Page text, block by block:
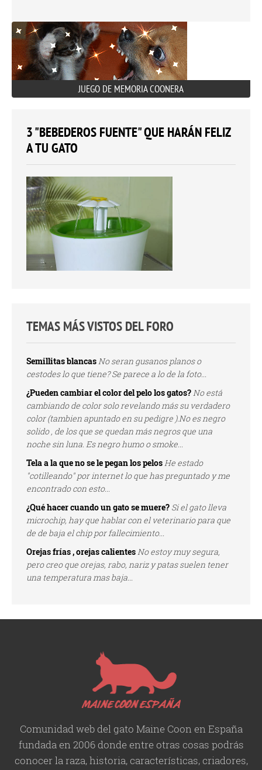
JUEGO DE MEMORIA COONERA
3 "BEBEDEROS FUENTE" QUE HARÁN FELIZ
A TU GATO
TEMAS MÁS VISTOS DEL FORO
Semillitas blancasNo seran gusanos planos o
cestodes lo que tiene? Se parece a lo de la foto...
¿Pueden cambiar el color del pelo los gatos?No está
cambiando de color solo revelando más su verdadero
color (tambien apuntado en su pedigre ).No es negro
solido , de los que se quedan más negros que una
noche sin luna. Es negro humo o smoke...
Tela a la que no se le pegan los pelosHe estado
"cotilleando" por internet lo que has preguntado y me
encontrado con esto...
¿Qué hacer cuando un gato se muere? Si el gato lleva
microchip, hay que hablar con el veterinario para que
de de baja el chip por fallecimiento...
Orejas frías , orejas calientesNo estoy muy segura,
pero creo que orejas, rabo, nariz y patas suelen tener
una temperatura mas baja...
Comunidad web del gato Maine Coon en España
fundada en 2006 donde entre otras cosas podrás
conocer la raza, historia,características, criadores,